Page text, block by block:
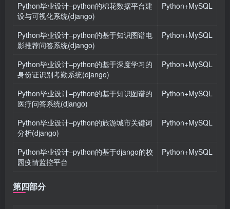
Python毕业设计–python的棉花数据平台建
设与可视化系统(django)
Python+MySQL
Python毕业设计–python的基于知识图谱电
影推荐问答系统(django)
Python+MySQL
Python毕业设计–python的基于深度学习的
身份证识别考勤系统(django)
Python+MySQL
Python毕业设计–python的基于知识图谱的
医疗问答系统(django)
Python+MySQL
Python毕业设计–python的旅游城市关键词
分析(django)
Python+MySQL
Python毕业设计–python的基于django的校
园疫情监控平台
Python+MySQL
第四部分